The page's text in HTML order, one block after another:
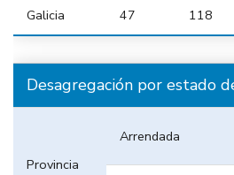
Galicia 47 118
Desagregación por estado
Provincia
Arrendada